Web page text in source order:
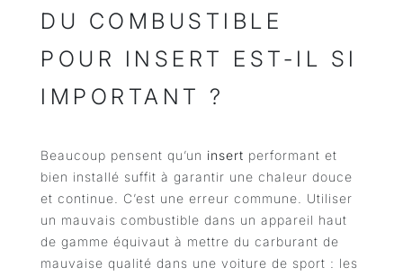
DU COMBUSTIBLE
POUR INSERT EST-IL SI
IMPORTANT ?
Beaucoup pensent qu’un insert performant et
bien installé suffit à garantir une chaleur douce
et continue. C’est une erreur commune. Utiliser
un mauvais combustible dans un appareil haut
de gamme équivaut à mettre du carburant de
mauvaise qualité dans une voiture de sport : les